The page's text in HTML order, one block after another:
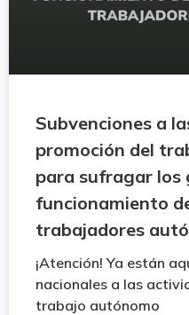
Subvenciones a
promoción del
para sufragar los
funcionamiento
trabajadores
¡Atención! Ya están
nacionales a las
trabajo autónomo